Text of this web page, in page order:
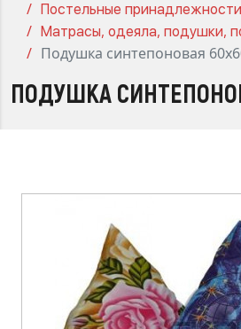
Постельные принадлежности
Матрасы, одеяла, подушки,
Подушка синтепоновая
ПОДУШКА